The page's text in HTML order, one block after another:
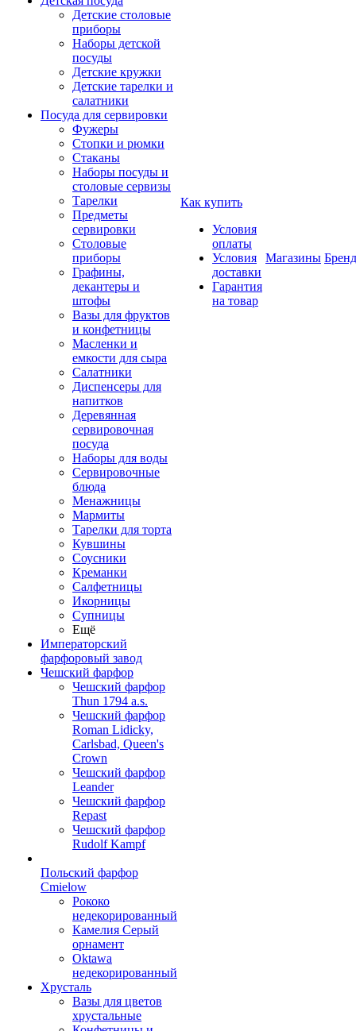
Детские столовые
приборы
Наборы детской
посуды
Детские кружки
Детские тарелки и
салатники
Посуда для сервировки
Фужеры
Стопки и рюмки
Стаканы
Наборы посуды и
столовые сервизы
Тарелки
Предметы
сервировки
Столовые
приборы
Графины,
декантеры и
штофы
Вазы для фруктов
и конфетницы
Масленки и
емкости для сыра
Салатники
Диспенсеры для
напитков
Деревянная
сервировочная
посуда
Наборы для воды
Сервировочные
блюда
Менажницы
Мармиты
Тарелки для торта
Кувшины
Соусники
Креманки
Салфетницы
Икорницы
Супницы
Ещё
Императорский
фарфоровый завод
Чешский фарфор
Чешский фарфор
Thun 1794 a.s.
Чешский фарфор
Roman Lidicky,
Carlsbad, Queen's
Crown
Чешский фарфор
Leander
Чешский фарфор
Repast
Чешский фарфор
Rudolf Kampf
Польский фарфор
Сmielow
Рококо
недекорированный
Камелия Серый
орнамент
Oktawa
недекорированный
Хрусталь
Вазы для цветов
хрустальные
Как купить
Условия
оплаты
Условия
доставки
Гарантия
на товар
Магазины